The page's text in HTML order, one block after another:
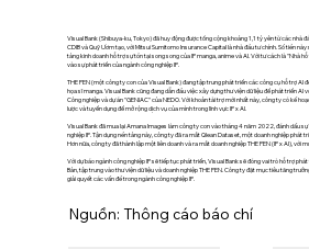
Visual Bank (Shibuya-ku, Tokyo) đã huy động được tổng cộng khoảng 1,1 tỷ yên từ các nhà
CDIB và Quỹ Ươm tạo, với Mitsui Sumitomo Insurance Capital là nhà đầu tư chính. Số tiền
tảng kinh doanh hỗ trợ sự tồn tại song song của IP manga, anime và AI. Với tư cách là "Nhà
vào sự phát triển của ngành công nghiệp IP.
THE PEN (một công ty con của Visual Bank) đang tập trung phát triển các công cụ hỗ trợ AI
họa sĩ manga. Visual Bank cũng đang dẫn đầu việc xây dựng thư viện dữ liệu để phát triển AI
Công nghiệp và dự án "GENIAC" của NEDO. Với khoản tài trợ mới nhất này, công ty có kế
lược và tuyển dụng để mở rộng dịch vụ của mình trong lĩnh vực IP x AI.
Visual Bank đã mua lại Amana Images làm công ty con vào tháng 4 năm 2022, đánh dấu
nghiệp IP. Tận dụng nền tảng này, công ty đã ra mắt Qlean Dataset, một doanh nghiệp phát
Hơn nữa, công ty đã thành lập một liên doanh và ra mắt doanh nghiệp THE PEN (IP x AI), với
Với dự báo ngành công nghiệp IP sẽ tiếp tục phát triển, Visual Bank sẽ đóng vai trò hỗ trợ
Bản, tập trung vào thư viện dữ liệu và doanh nghiệp THE PEN. Công ty đặt mục tiêu tăng
giải quyết các vấn đề trong ngành công nghiệp IP.
Nguồn: Thông cáo báo chí